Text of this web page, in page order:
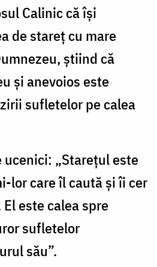
Calinic că își
de stareț cu mare
știind că
și anevoios este
sufletelor pe calea
ucenici: „Starețul este
lor care îl caută și îi cer
este calea spre
sufletelor
său”.